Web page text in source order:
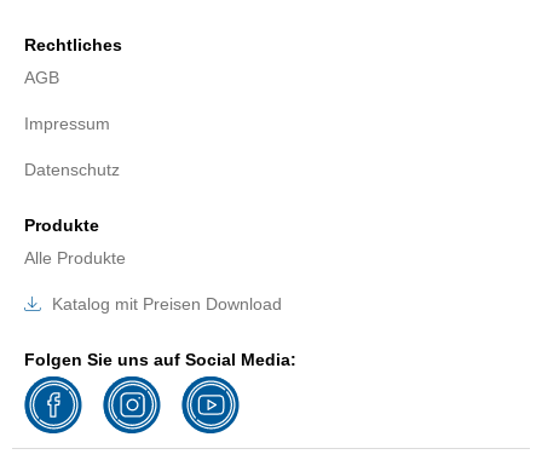
Rechtliches
AGB
Impressum
Datenschutz
Produkte
Alle Produkte
Katalog mit Preisen Download
Folgen Sie uns auf Social Media: